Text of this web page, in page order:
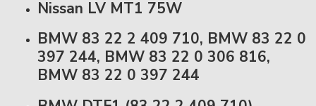
Nissan LV MT1 75W
BMW 83 22 2 409 710, BMW 83 22 0
397 244, BMW 83 22 0 306 816,
BMW 83 22 0 397 244